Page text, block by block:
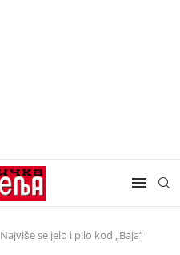
Najviše se jelo i pilo kod „Baja“